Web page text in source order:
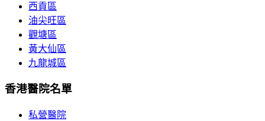
西貢區
油尖旺區
觀塘區
黃大仙區
九龍城區
香港醫院名單
私營醫院